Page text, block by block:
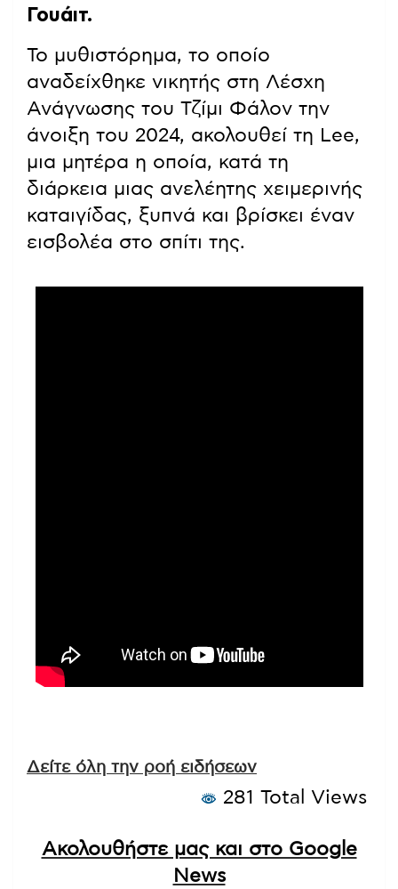
Γουάιτ.
Το μυθιστόρημα, το οποίο
αναδείχθηκε νικητής στη Λέσχη
Ανάγνωσης του Τζίμι Φάλον την
άνοιξη του 2024, ακολουθεί τη Lee,
μια μητέρα η οποία, κατά τη
διάρκεια μιας ανελέητης χειμερινής
καταιγίδας, ξυπνά και βρίσκει έναν
εισβολέα στο σπίτι της.
Δείτε όλη την ροή ειδήσεων
281 Total Views
Ακολουθήστε μας και στο Google
News